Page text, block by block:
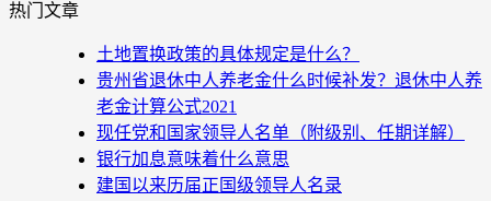
热门文章
土地置换政策的具体规定是什么？
贵州省退休中人养老金什么时候补发？退休中人养
老金计算公式2021
现任党和国家领导人名单（附级别、任期详解）
银行加息意味着什么意思
建国以来历届正国级领导人名录